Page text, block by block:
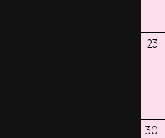
23
30